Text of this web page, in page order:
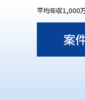
平均年収1,000
案